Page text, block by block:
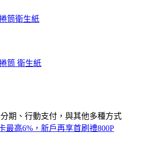
筒衛生紙
筒 衛生紙
期、行動支付，與其他多種方式
最高6%，新戶再享首刷禮800P